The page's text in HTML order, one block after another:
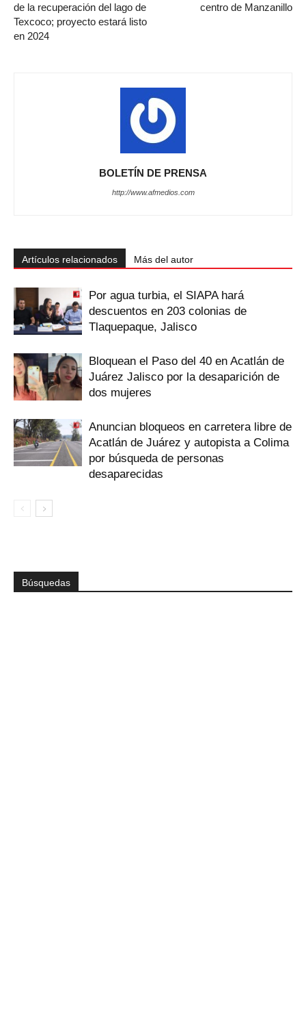
de la recuperación del lago de
Texcoco; proyecto estará listo
en 2024
centro de Manzanillo
BOLETÍN DE PRENSA
http://www.afmedios.com
Artículos relacionados Más del autor
Por agua turbia, el SIAPA hará
descuentos en 203 colonias de
Tlaquepaque, Jalisco
Bloquean el Paso del 40 en Acatlán de
Juárez Jalisco por la desaparición de
dos mujeres
Anuncian bloqueos en carretera libre de
Acatlán de Juárez y autopista a Colima
por búsqueda de personas
desaparecidas
Búsquedas